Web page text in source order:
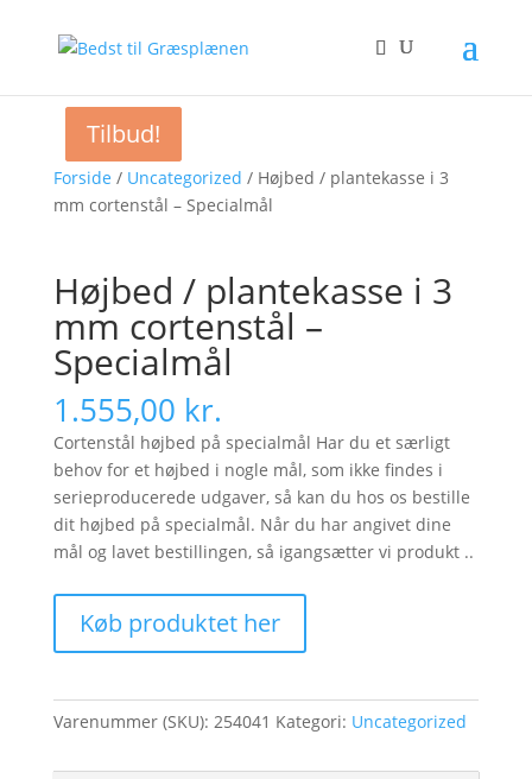
Forside / Uncategorized / Højbed / plantekasse i 3
mm cortenstål – Specialmål
Højbed / plantekasse i 3
mm cortenstål –
Specialmål
1.555,00 kr.
Cortenstål højbed på specialmål Har du et særligt
behov for et højbed i nogle mål, som ikke findes i
serieproducerede udgaver, så kan du hos os bestille
dit højbed på specialmål. Når du har angivet dine
mål og lavet bestillingen, så igangsætter vi produkt ..
Køb produktet her
Varenummer (SKU): 254041 Kategori: Uncategorized
Tilbud!
Tilbud!